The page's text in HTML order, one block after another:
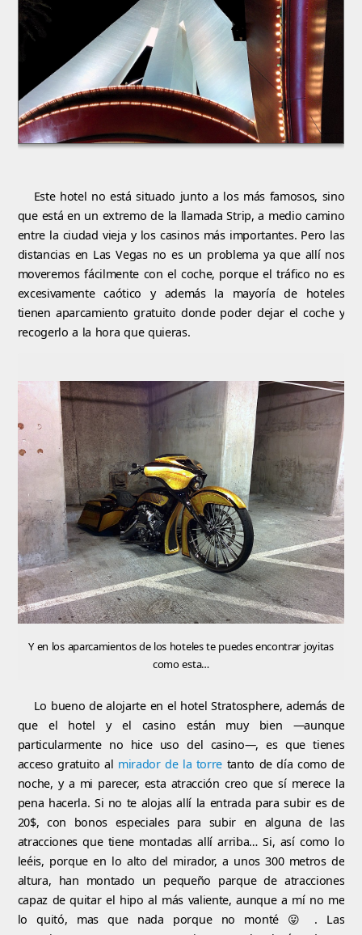
Este hotel no está situado junto a los más famosos, sino
que está en un extremo de la llamada Strip, a medio camino
entre la ciudad vieja y los casinos más importantes. Pero las
distancias en Las Vegas no es un problema ya que allí nos
moveremos fácilmente con el coche, porque el tráfico no es
excesivamente caótico y además la mayoría de hoteles
tienen aparcamiento gratuito donde poder dejar el coche y
recogerlo a la hora que quieras.
Y en los aparcamientos de los hoteles te puedes encontrar joyitas
como esta…
Lo bueno de alojarte en el hotel Stratosphere, además de
que el hotel y el casino están muy bien —aunque
particularmente no hice uso del casino—, es que tienes
acceso gratuito al mirador de la torre tanto de día como de
noche, y a mi parecer, esta atracción creo que sí merece la
pena hacerla. Si no te alojas allí la entrada para subir es de
20$, con bonos especiales para subir en alguna de las
atracciones que tiene montadas allí arriba… Si, así como lo
leéis, porque en lo alto del mirador, a unos 300 metros de
altura, han montado un pequeño parque de atracciones
capaz de quitar el hipo al más valiente, aunque a mí no me
lo quitó, mas que nada porque no monté 😛 . Las